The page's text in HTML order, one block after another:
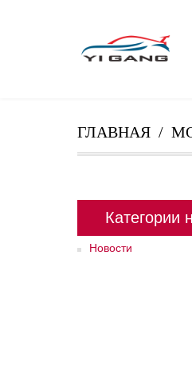
ГЛАВНАЯ
Категории
Новости